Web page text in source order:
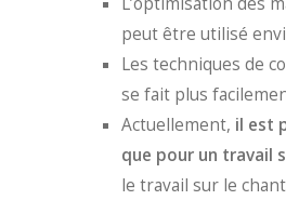
peut être utilisé
Les techniques de
se fait plus
Actuellement, il est
que pour un travail
le travail sur le